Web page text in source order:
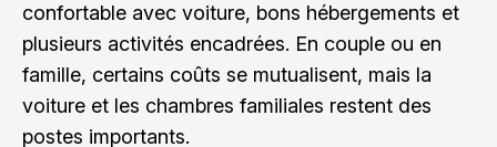
confortable avec voiture, bons hébergements et
plusieurs activités encadrées. En couple ou en
famille, certains coûts se mutualisent, mais la
voiture et les chambres familiales restent des
postes importants.